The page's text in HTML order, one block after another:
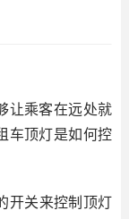
让乘客在远处就
车顶灯是如何控
开关来控制顶灯